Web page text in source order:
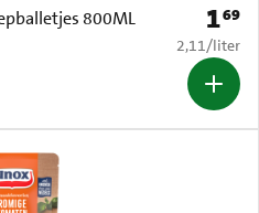
800ML Prijs:
169
€ 2,11 per
2,11/liter